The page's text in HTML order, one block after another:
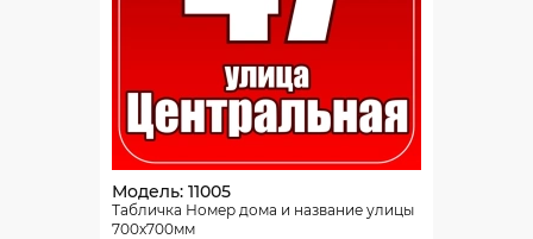
Модель: 11005
Табличка Номер дома и название улицы
700х700мм